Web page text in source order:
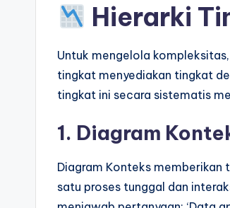
Hierarki
Untuk mengelola
tingkat menyediakan tingkat
tingkat ini secara sistematis
1. Diagram
Diagram Konteks memberikan
satu proses tunggal dan